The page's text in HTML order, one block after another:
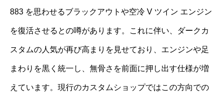
883 を思わせるブラックアウトや空冷 V ツイン エンジン
を復活させるとの噂があります。これに伴い、ダークカ
スタムの人気が再び高まりを見せており、エンジンや足
まわりを黒く統一し、無骨さを前面に押し出す仕様が増
えています。現行のカスタムショップではこの方向での